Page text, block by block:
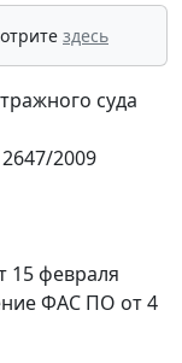
здесь
суда
2009
февраля
ФАС ПО от 4